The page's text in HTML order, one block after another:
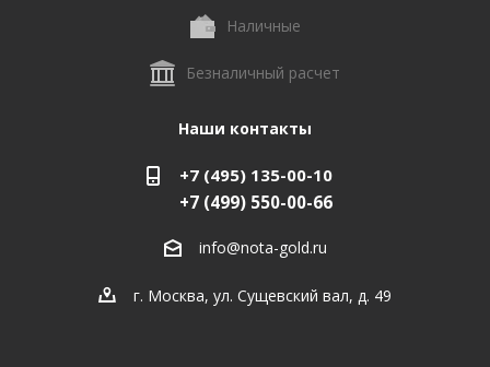
Наличные
Безналичный расчет
Наши контакты
+7 (495) 135-00-10
+7 (499) 550-00-66
info@nota-gold.ru
г. Москва, ул. Сущевский вал, д. 49